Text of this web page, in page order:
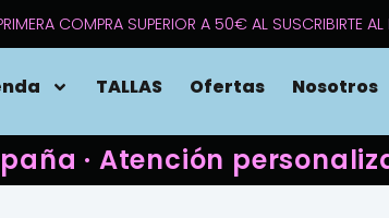
COMPRA SUPERIOR A 50€ AL SUSCRIBIRTE AL
TALLAS Ofertas Nosotros
· Atención